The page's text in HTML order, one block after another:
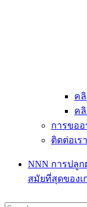
ค
ค
การขอ
ติดต่อเรา
NNN การปลู
สมัยที่สุดของเ